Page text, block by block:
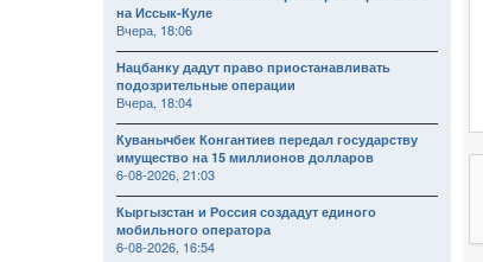
на Иссык-Куле
Вчера, 18:06
Нацбанку дадут право приостанавливать
подозрительные операции
Вчера, 18:04
Куванычбек Конгантиев передал государству
имущество на 15 миллионов долларов
6-08-2026, 21:03
Кыргызстан и Россия создадут единого
мобильного оператора
6-08-2026, 16:54